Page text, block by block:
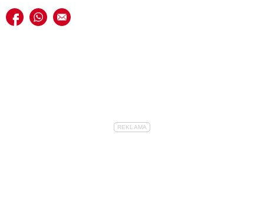
Udostępnij na facebook
Udostępnij na whatsapp
E-mail do przyjaciela